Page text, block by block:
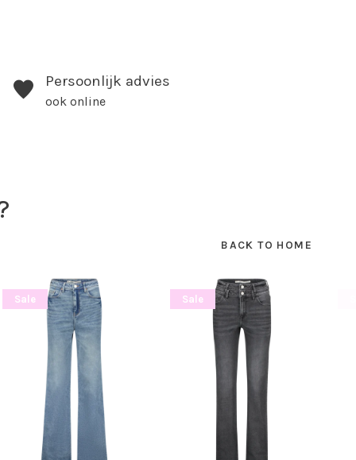
Persoonlijk advies
ook online
BACK TO HOME
Sale Sale